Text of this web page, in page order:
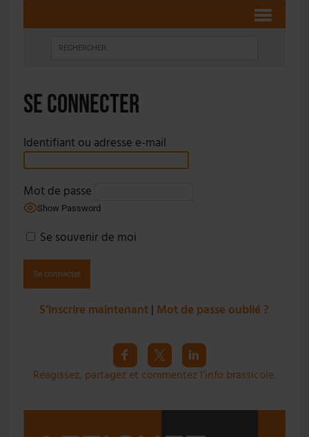
Se connecter
Identifiant ou adresse e-mail
Mot de passe
Show Password
Se souvenir de moi
S’inscrire maintenant | Mot de passe oublié ?
Réagissez, partagez et commentez l’info brassicole.